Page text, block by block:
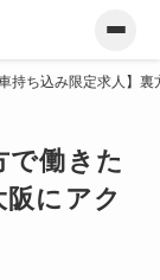
車持ち込み限定求人】
で働きた
阪にアク